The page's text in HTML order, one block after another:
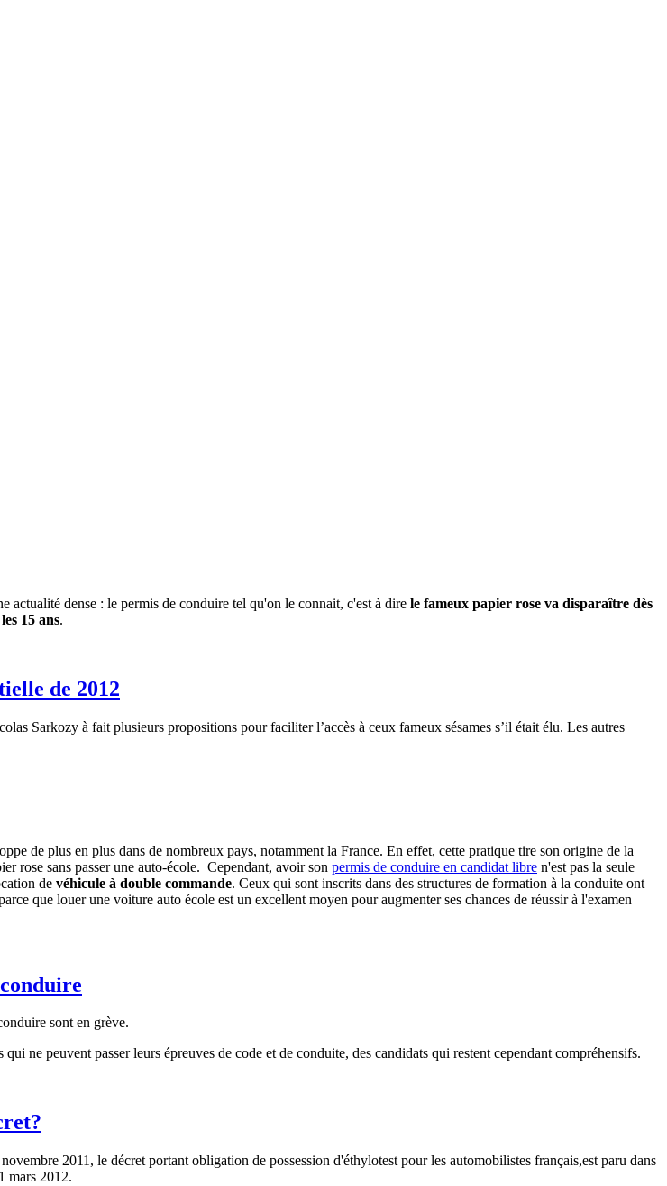
actualité dense : le permis de conduire tel qu'on le connait, c'est à dire le fameux papier rose va disparaître dès
15 ans.
de 2012
Sarkozy à fait plusieurs propositions pour faciliter l’accès à ceux fameux sésames s’il était élu. Les autres
de plus en plus dans de nombreux pays, notamment la France. En effet, cette pratique tire son origine de la
rose sans passer une auto-école. Cependant, avoir son permis de conduire en candidat libre n'est pas la seule
de véhicule à double commande. Ceux qui sont inscrits dans des structures de formation à la conduite ont
que louer une voiture auto école est un excellent moyen pour augmenter ses chances de réussir à l'examen
sont en grève.
ne peuvent passer leurs épreuves de code et de conduite, des candidats qui restent cependant compréhensifs.
2011, le décret portant obligation de possession d'éthylotest pour les automobilistes français,est paru dans
mars 2012.